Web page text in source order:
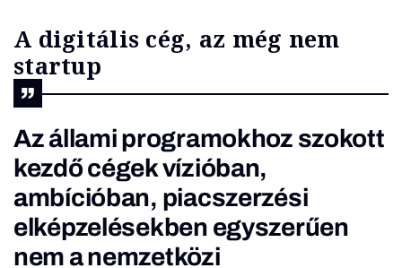
A digitális cég, az még nem
startup
Az állami programokhoz szokott
kezdő cégek vízióban,
ambícióban, piacszerzési
elképzelésekben egyszerűen
nem a nemzetközi